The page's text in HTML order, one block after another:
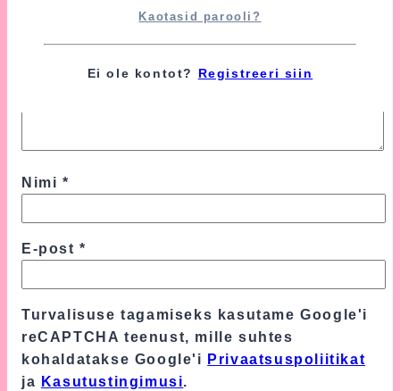
Nimi *
E-post*
Turvalisuse tagamiseks kasutame Google'i
reCAPTCHA teenust, mille suhtes
kohaldatakse Google'i Privaatsuspoliitikat
ja Kasutustingimusi.
Kaotasid parooli?
Ei ole kontot? Registreeri siin